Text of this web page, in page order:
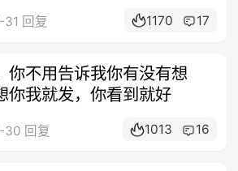
回复 1170 17
你不用告诉我你有没有想
你我就发，你看到就好
回复 1013 16